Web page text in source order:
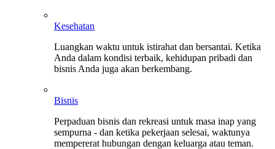
Kesehatan
Luangkan waktu untuk istirahat dan bersantai. Ketika
Anda dalam kondisi terbaik, kehidupan pribadi dan
bisnis Anda juga akan berkembang.
Bisnis
Perpaduan bisnis dan rekreasi untuk masa inap yang
sempurna - dan ketika pekerjaan selesai, waktunya
mempererat hubungan dengan keluarga atau teman.